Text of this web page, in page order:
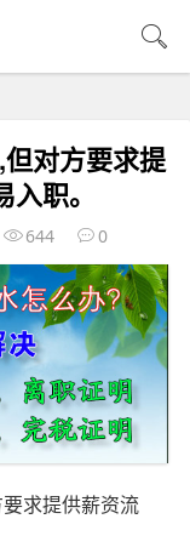
对方要求提
职。
644 0
求提供薪资流